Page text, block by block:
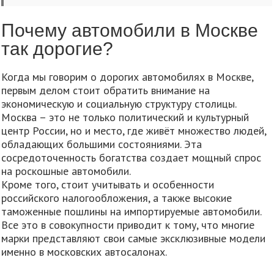
Почему автомобили в Москве
так дорогие?
Когда мы говорим о дорогих автомобилях в Москве,
первым делом стоит обратить внимание на
экономическую и социальную структуру столицы.
Москва – это не только политический и культурный
центр России, но и место, где живёт множество людей,
обладающих большими состояниями. Эта
сосредоточенность богатства создает мощный спрос
на роскошные автомобили.
Кроме того, стоит учитывать и особенности
российского налогообложения, а также высокие
таможенные пошлины на импортируемые автомобили.
Все это в совокупности приводит к тому, что многие
марки представляют свои самые эксклюзивные модели
именно в московских автосалонах.